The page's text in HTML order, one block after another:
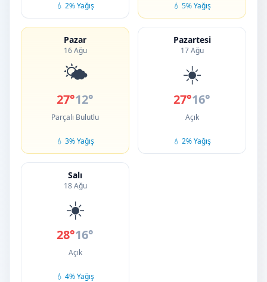
💧 2% Yağış 💧 5% Yağış
Pazar
16 Ağu
🌤️
27°12°
Parçalı Bulutlu
💧 3% Yağış
Pazartesi
17 Ağu
☀️
27°16°
Açık
💧 2% Yağış
Salı
18 Ağu
☀️
28°16°
Açık
💧 4% Yağış